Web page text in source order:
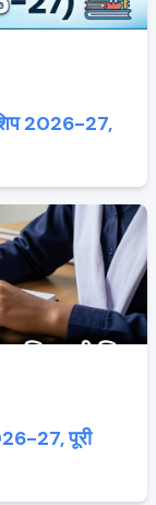
2026-27,
27, पूरी